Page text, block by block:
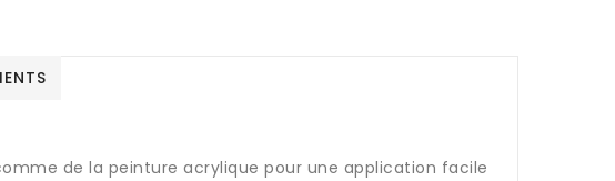
de la peinture acrylique pour une application facile